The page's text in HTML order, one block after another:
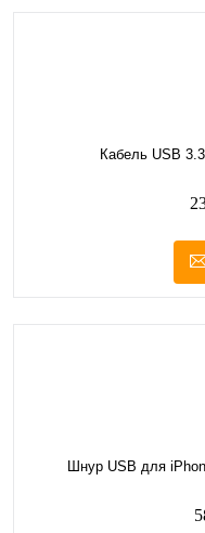
Кабель USB
Шнур USB для